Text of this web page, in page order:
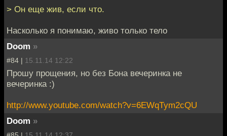
> Он еще жив, если что.
Насколько я понимаю, живо только тело
Doom »
#84 | 15.11.14 12:22
Прошу прощения, но без Бона вечеринка не
вечеринка :)
http://www.youtube.com/watch?v=6EWqTym2cQU
Doom »